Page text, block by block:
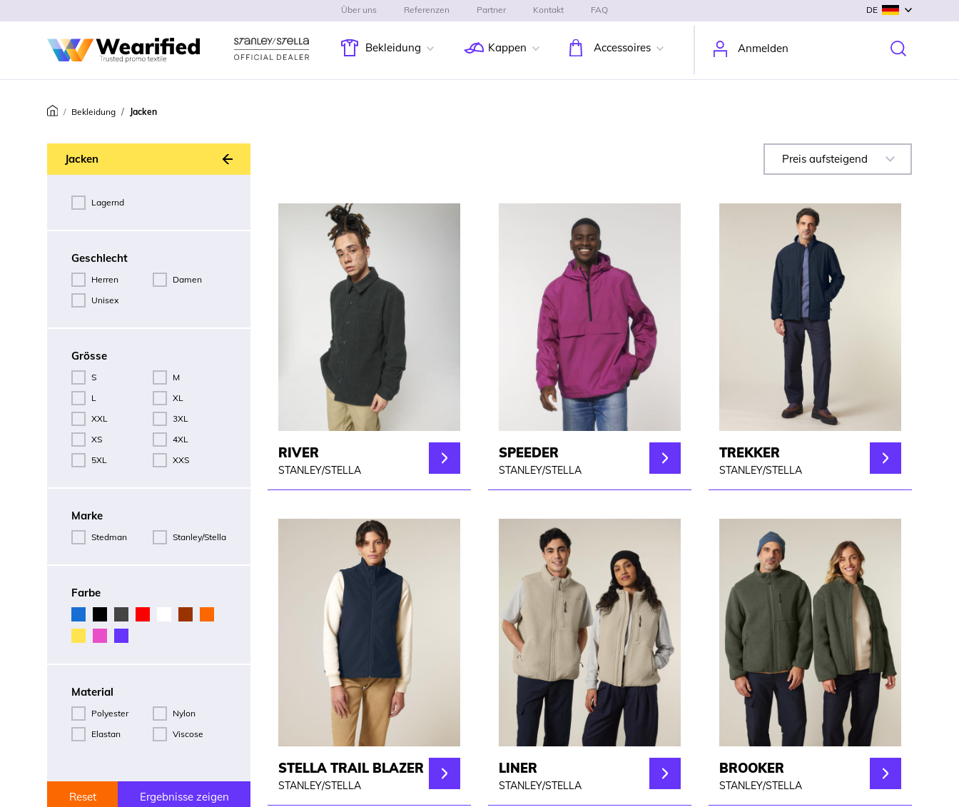
Bekleidung Kappen Accessoires Anmelden
Über uns Referenzen Partner Kontakt FAQ DE
Bekleidung Jacken
Jacken Zurück
Lagernd
Geschlecht
Herren
Damen
Unisex
Grösse
S
M
L
XL
XXL
3XL
XS
4XL
5XL
XXS
Marke
Stedman Stanley/Stella
Farbe
Material
Polyester
Nylon
Elastan
Viscose
Reset Ergebnisse zeigen
Preis aufsteigend
RIVER
STANLEY/STELLA
SPEEDER
STANLEY/STELLA
TREKKER
STANLEY/STELLA
STELLA TRAIL BLAZER
STANLEY/STELLA
LINER
STANLEY/STELLA
BROOKER
STANLEY/STELLA